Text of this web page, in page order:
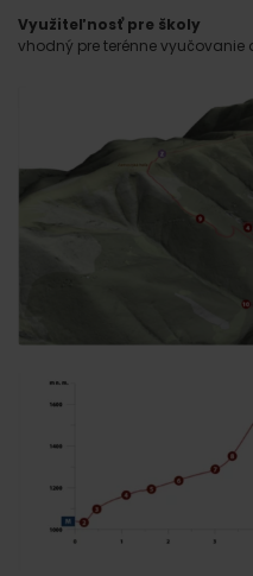
Využiteľnosť pre školy
vhodný pre terénne vyučovanie